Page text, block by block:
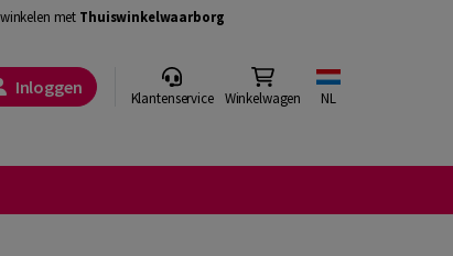
met Thuiswinkelwaarborg
Inloggen Klantenservice Winkelwagen NL